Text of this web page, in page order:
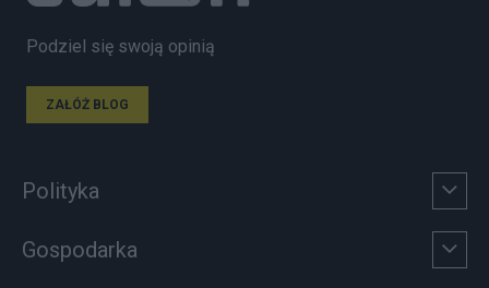
Podziel się swoją opinią
ZAŁÓŻ BLOG
Polityka
Gospodarka